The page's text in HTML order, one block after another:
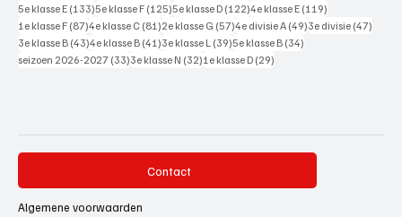
5e klasse E (133)133 posts
5e klasse F (125)125 posts
5e klasse D (122)122 posts
4e klasse E (119)
1e klasse F (87)87 posts
4e klasse C (81)81 posts
2e klasse G (57)57 posts
4e divisie A (49)49 posts
3e divisie (47)
3e klasse B (43)43 posts
4e klasse B (41)41 posts
3e klasse L (39)39 posts
5e klasse B (34)
seizoen 2026-2027 (33)33 posts
3e klasse N (32)32 posts
1e klasse D (29)
Contact
Algemene voorwaarden